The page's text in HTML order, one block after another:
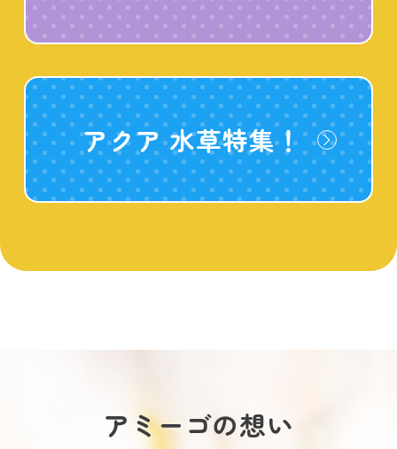
アクア 水草特集！
アミーゴの想い